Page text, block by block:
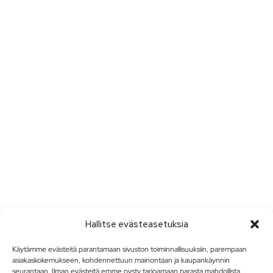
Hallitse evästeasetuksia
Käytämme evästeitä parantamaan sivuston toiminnallisuuksiin, parempaan
asiakaskokemukseen, kohdennettuun mainontaan ja kaupankäynnin